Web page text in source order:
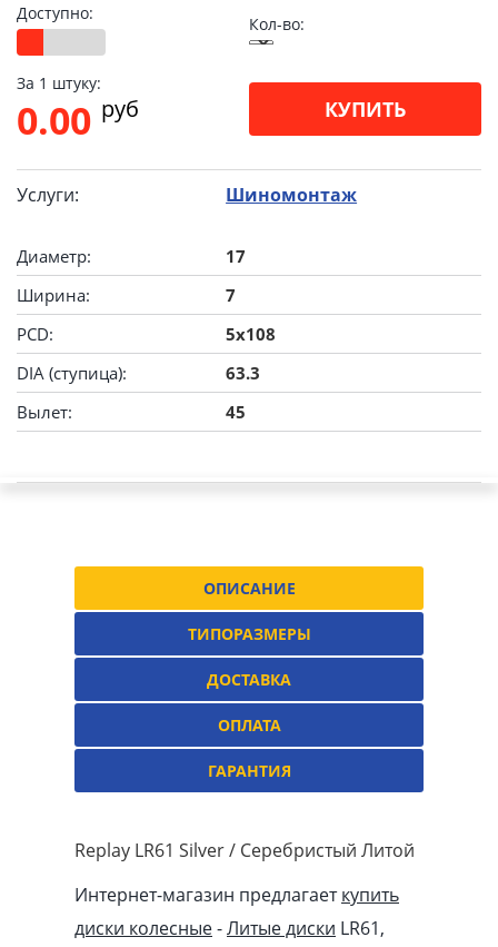
Доступно:
Кол-во:
За 1 штуку:
0.00 pуб КУПИТЬ
Услуги: Шиномонтаж
Диаметр:
17
Ширина:
7
PCD:
5x108
DIA (ступица):
63.3
Вылет:
45
ОПИСАНИЕ
ТИПОРАЗМЕРЫ
ДОСТАВКА
ОПЛАТА
ГАРАНТИЯ
Replay LR61 Silver / Серебристый Литой
Интернет-магазин предлагаеткупить
диски колесные-Литые диски LR61,